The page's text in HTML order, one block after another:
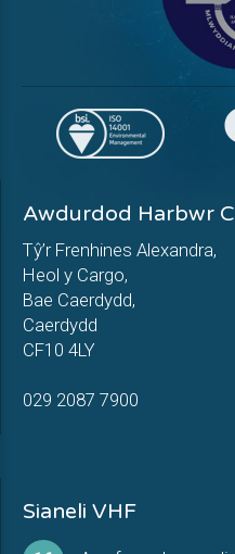
Awdurdod Harbwr
Tŷ’r Frenhines Alexandra,
Heol y Cargo,
Bae Caerdydd,
Caerdydd
CF10 4LY
029 2087 7900
Sianeli VHF